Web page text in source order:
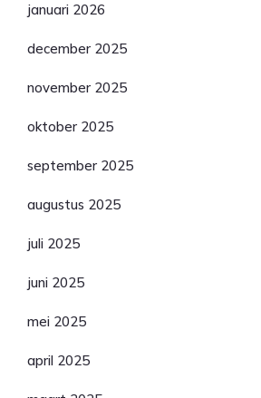
januari 2026
december 2025
november 2025
oktober 2025
september 2025
augustus 2025
juli 2025
juni 2025
mei 2025
april 2025